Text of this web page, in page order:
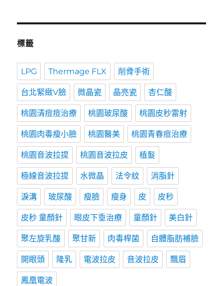
標籤
LPG Thermage FLX 削骨手術
台北緊緻V臉 微晶瓷 晶亮瓷 杏仁酸
桃園清痘痘治療 桃園玻尿酸 桃園皮秒雷射
桃園肉毒瘦小臉 桃園醫美 桃園青春痘治療
桃園音波拉提 桃園音波拉皮 植髮
極線音波拉提 水微晶 法令紋 消脂針
淚溝 玻尿酸 瘦臉 瘦身 皮 皮秒
皮秒 童顏針 眼皮下垂治療 童顏針 美白針
聚左旋乳酸 聚甘新 肉毒桿菌 自體脂肪補臉
開眼頭 隆乳 電波拉皮 音波拉皮 飄眉
鳳凰電波